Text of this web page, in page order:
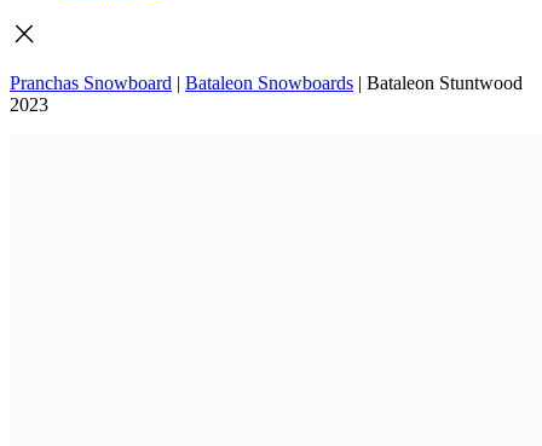
Pranchas Snowboard | Bataleon Snowboards | Bataleon Stuntwood
2023